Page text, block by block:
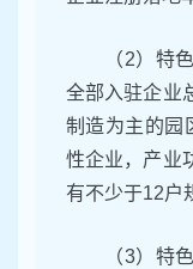
（2）特
全部入驻企业
制造为主的园
性企业，产业
有不少于12户
（3）特